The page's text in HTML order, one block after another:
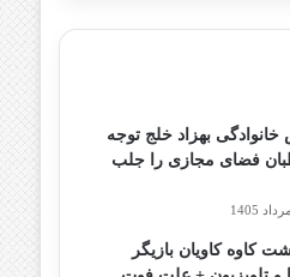
بهزاد خلج توجه
فضای مجازی را جلب
کاوه کاویان بازیگر